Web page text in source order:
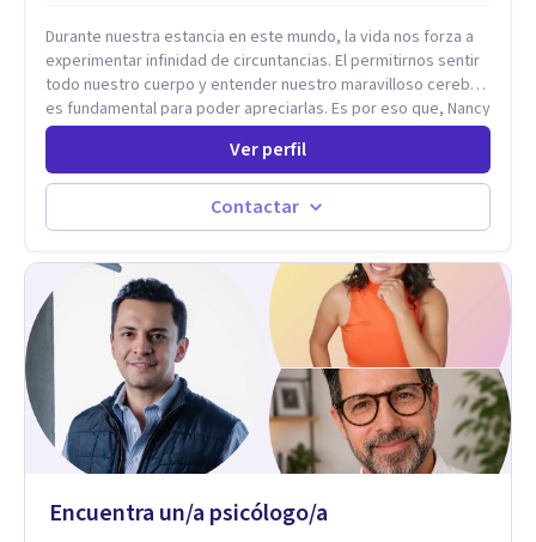
vida y relaciones personales.
Durante nuestra estancia en este mundo, la vida nos forza a
experimentar infinidad de circuntancias. El permitirnos sentir
todo nuestro cuerpo y entender nuestro maravilloso cerebro,
es fundamental para poder apreciarlas. Es por eso que, Nancy
Damian esta dispuesta a brindarte una mano amiga atravez de
herramientas fundamentales para crecer y fortalecer tu
mente, alma y SER. El cómo percibimos y manejamos
nuestros diarios sucesos es el detonator que nos lleva al
resultado de efectos impactantes que se nos quedaran
hermosa vida que hay, es mi placer y deleite ya que ser FELIZ
es derecho de toda la GENTE.
Ver perfil
Contactar
Encuentra un/a psicólogo/a